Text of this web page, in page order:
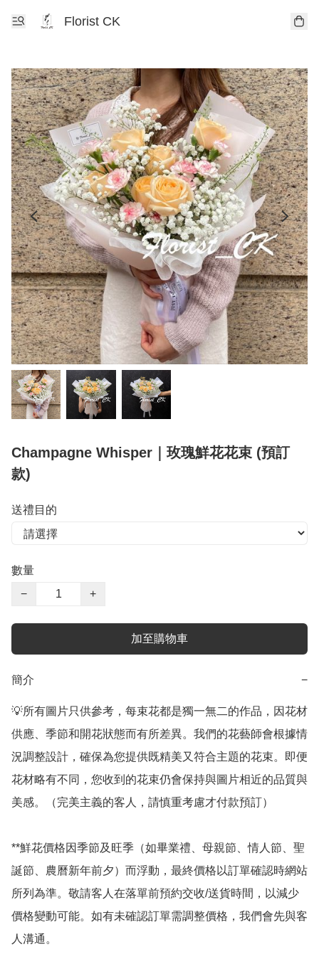
Florist CK
Champagne Whisper｜玫瑰鮮花花束 (預訂
款)
送禮目的
數量
−
+
加至購物車
簡介 −
💡所有圖片只供參考，每束花都是獨一無二的作品，因花材
供應、季節和開花狀態而有所差異。我們的花藝師會根據情
況調整設計，確保為您提供既精美又符合主題的花束。即便
花材略有不同，您收到的花束仍會保持與圖片相近的品質與
美感。（完美主義的客人，請慎重考慮才付款預訂）
**鮮花價格因季節及旺季（如畢業禮、母親節、情人節、聖
誕節、農曆新年前夕）而浮動，最終價格以訂單確認時網站
所列為準。敬請客人在落單前預約交收/送貨時間，以減少
價格變動可能。如有未確認訂單需調整價格，我們會先與客
人溝通。